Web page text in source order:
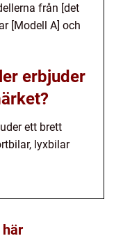
från [det
[Modell A] och
erbjuder
ett brett
lyxbilar